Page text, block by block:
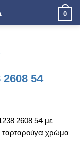
0
54
2608 54 με
ταρταρούγα χρώμα